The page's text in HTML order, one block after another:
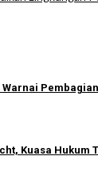
Kuasa Hukum